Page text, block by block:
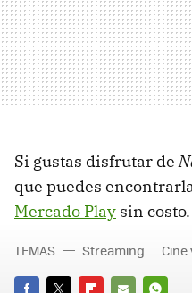
Si gustas disfrutar de
que puedes
Mercado Play sin costo.
TEMAS Streaming Cine